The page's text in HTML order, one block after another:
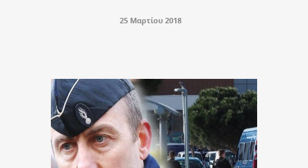
25 Μαρτίου 2018